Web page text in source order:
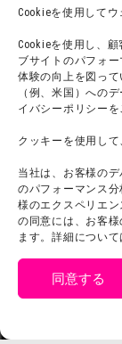
Cookieを使用して
Cookieを使用し、
ブサイトのパフォ
体験の向上を図っ
（例、米国）への
イバシーポリシーを
クッキーを使用し
当社は、お客様の
のパフォーマンス
様のエクスペリエ
の同意には、お客
ます。詳細につい
同意する
利用規約
プレスリリー